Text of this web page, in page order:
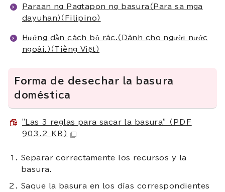
Paraan ng Pagtapon ng basura（Para sa mga
dayuhan）（Filipino）
Hướng dẫn cách bỏ rác.（Dành cho người nước
ngoài.）（Tiếng Việt）
Forma de desechar la basura
doméstica
"Las 3 reglas para sacar la basura"
（PDF
903.2 KB）
Separar correctamente los recursos y la
basura.
Saque la basura en los días correspondientes